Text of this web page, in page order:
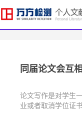
同届论文会互
论文写作是对学生
业或者取消学位证